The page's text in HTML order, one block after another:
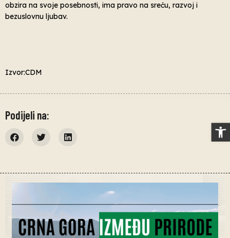
obzira na svoje posebnosti, ima pravo na sreću, razvoj i
bezuslovnu ljubav.
Izvor:CDM
Podijeli na: